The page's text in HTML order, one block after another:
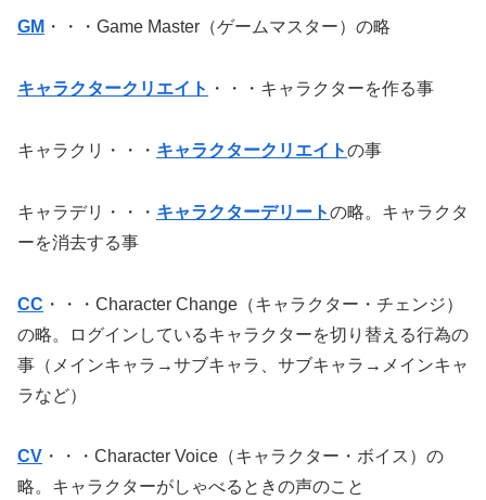
GM ・・・Game Master（ゲームマスター）の略
キャラクタークリエイト ・・・キャラクターを作る事
キャラクリ・・・ キャラクタークリエイトの事
キャラデリ・・・ キャラクターデリートの略。キャラクタ
ーを消去する事
CC ・・・Character Change（キャラクター・チェンジ）
の略。ログインしているキャラクターを切り替える行為の
事（メインキャラ→サブキャラ、サブキャラ→メインキャ
ラなど）
CV ・・・Character Voice（キャラクター・ボイス）の
略。キャラクターがしゃべるときの声のこと